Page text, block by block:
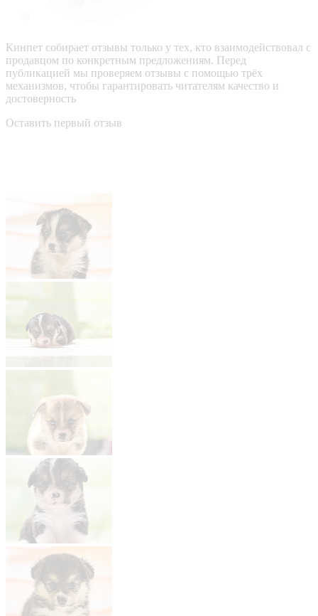
Кинпет собирает отзывы только у тех, кто взаимодействовал с
продавцом по конкретным предложениям. Перед
публикацией мы проверяем отзывы с помощью трёх
механизмов, чтобы гарантировать читателям качество и
достоверность
Оставить первый отзыв